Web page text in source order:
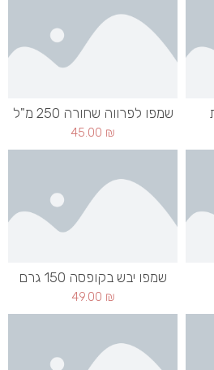
שמפו לפרווה שחורה 250 מ"ל
45.00 ₪
שמפו יבש בקופסה 150 גרם
49.00 ₪